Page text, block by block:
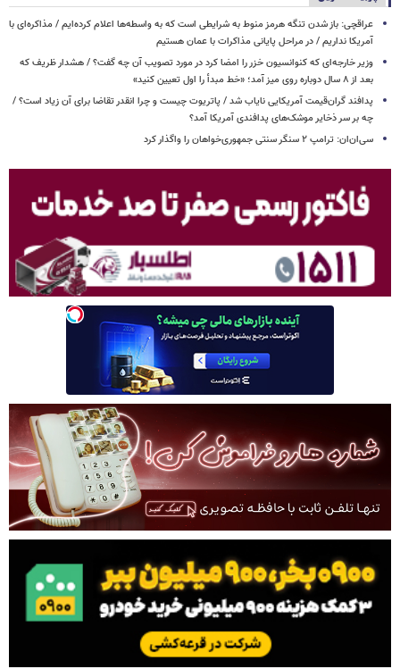
عراقچی: باز شدن تنگه هرمز منوط به شرایطی است که به واسطه‌ها اعلام کرده‌ایم / مذاکره‌ای با
آمریکا نداریم / در مراحل پایانی مذاکرات با عمان هستیم
وزیر خارجه‌ای که کنوانسیون خزر را امضا کرد در مورد تصویب آن چه گفت؟ / هشدار ظریف که
بعد از ۸ سال دوباره روی میز آمد؛ «خط مبدأ را اول تعیین کنید»
پدافند گران‌قیمت آمریکایی نایاب شد / پاتریوت چیست و چرا انقدر تقاضا برای آن زیاد است؟ /
چه بر سر ذخایر موشک‌های پدافندی آمریکا آمد؟
سی‌ان‌ان: ترامپ ۲ سنگر سنتی جمهوری‌خواهان را واگذار کرد